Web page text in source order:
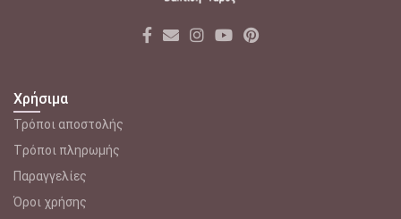
Χρήσιμα
Τρόποι αποστολής
Tρόποι πληρωμής
Παραγγελίες
Όροι χρήσης